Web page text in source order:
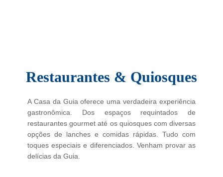
Restaurantes & Quiosques
A Casa da Guia oferece uma verdadeira experiência
gastronômica. Dos espaços requintados de
restaurantes gourmet até os quiosques com diversas
opções de lanches e comidas rápidas. Tudo com
toques especiais e diferenciados. Venham provar as
delícias da Guia.